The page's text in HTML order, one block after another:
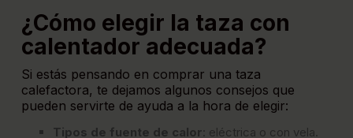
¿Cómo elegir la taza con
calentador adecuada?
Si estás pensando en comprar una taza
calefactora, te dejamos algunos consejos que
pueden servirte de ayuda a la hora de elegir:
Tipos de fuente de calor : eléctrica o con vela.